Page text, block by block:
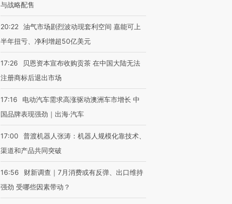
与战略配售
20:22 油气市场剧烈波动现套利空间 嘉能可上
半年扭亏、净利增超50亿美元
17:26
贝恩资本宣布收购贡茶 在中国大陆无法
注册商标后退出市场
17:16
电动汽车需求高涨驱动澳洲车市增长 中
国品牌表现强劲｜出海·汽车
17:00
普渡机器人张涛：机器人规模化靠技术、
渠道和产品共同突破
16:56
财新调查｜7月消费或有反弹、出口维持
强劲 受哪些因素带动？